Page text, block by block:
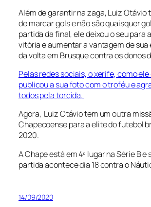
Além de garantir na zaga, Luiz Otávio
de marcar gols e não são quaisquer
partida da final, ele deixou o seu para
vitória e aumentar a vantagem de sua
da volta em Brusque contra os donos
Pelas redes sociais, o xerife, como
publicou a sua foto com o troféu e
todos pela torcida.
Agora, Luiz Otávio tem um outra
Chapecoense para a elite do futebol
2020.
A Chape está em 4º lugar na Série B e
partida acontece dia 18 contra o
14/09/2020